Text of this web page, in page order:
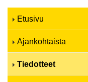
Etusivu
Ajankohtaista
Tiedotteet